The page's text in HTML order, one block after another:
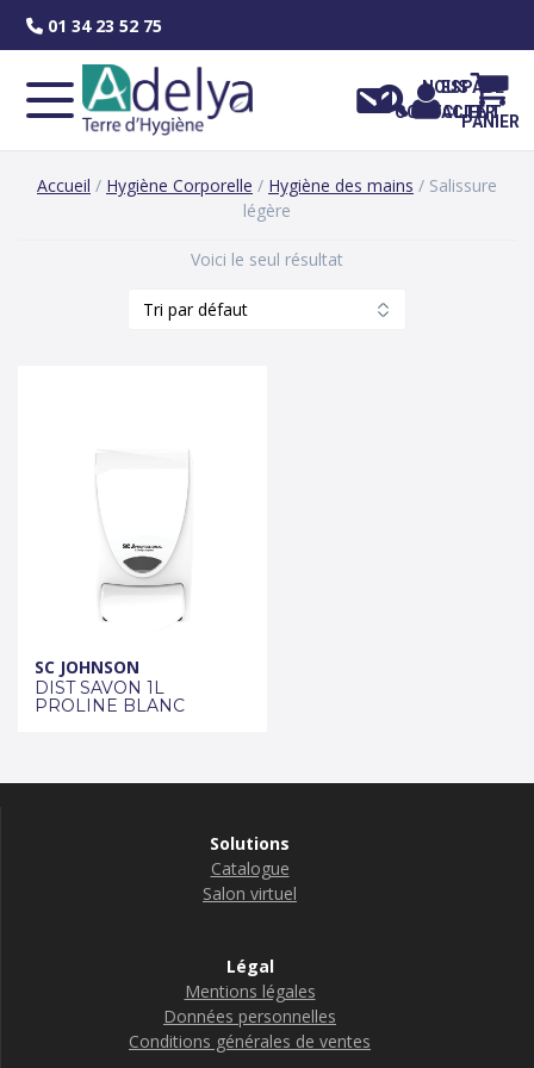
01 34 23 52 75
NOUS
CONTACTER
ESPACE
CLIENT
PANIER
Accueil / Hygiène Corporelle / Hygiène des mains / Salissure
légère
Voici le seul résultat
SC JOHNSON
DIST SAVON 1L
PROLINE BLANC
Solutions
Catalogue
Salon virtuel
Légal
Mentions légales
Données personnelles
Conditions générales de ventes